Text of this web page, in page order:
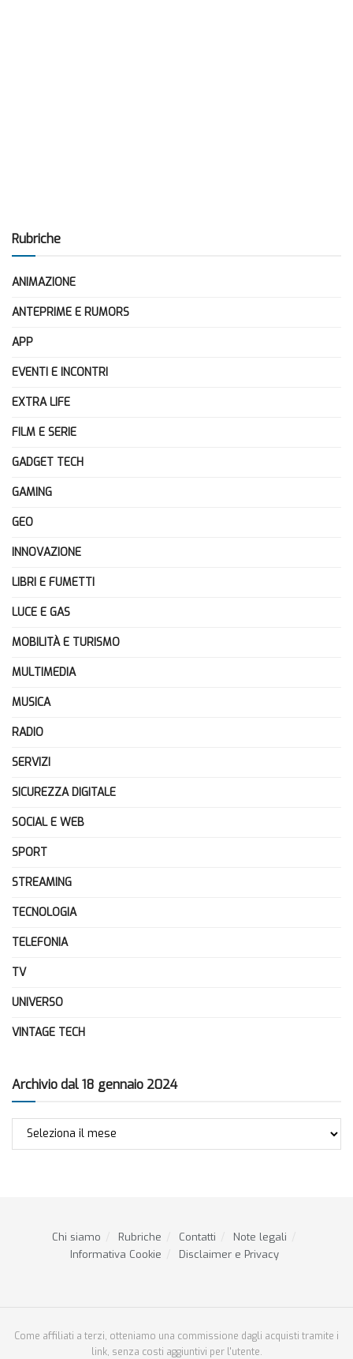
Rubriche
ANIMAZIONE
ANTEPRIME E RUMORS
APP
EVENTI E INCONTRI
EXTRA LIFE
FILM E SERIE
GADGET TECH
GAMING
GEO
INNOVAZIONE
LIBRI E FUMETTI
LUCE E GAS
MOBILITÀ E TURISMO
MULTIMEDIA
MUSICA
RADIO
SERVIZI
SICUREZZA DIGITALE
SOCIAL E WEB
SPORT
STREAMING
TECNOLOGIA
TELEFONIA
TV
UNIVERSO
VINTAGE TECH
Archivio dal 18 gennaio 2024
Archivio
Chi siamo Rubriche Contatti
Note legali
Informativa Cookie
Disclaimer e Privacy
Come affiliati a terzi, otteniamo una commissione dagli acquisti tramite i
link, senza costi aggiuntivi per l'utente.